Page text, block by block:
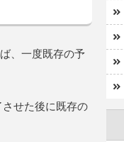
、一度既存の予
せた後に既存の